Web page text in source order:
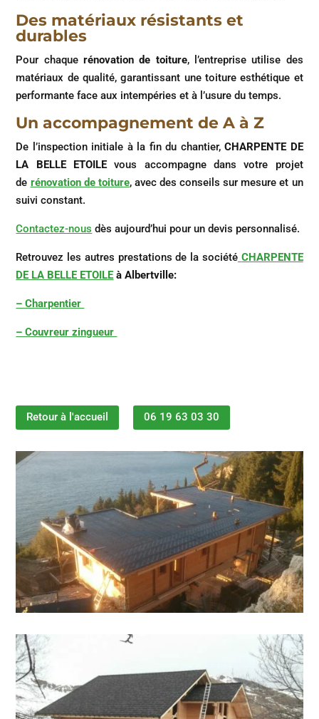
Des matériaux résistants et
durables
Pour chaque rénovation de toiture, l’entreprise utilise des
matériaux de qualité, garantissant une toiture esthétique et
performante face aux intempéries et à l’usure du temps.
Un accompagnement de A à Z
De l’inspection initiale à la fin du chantier, CHARPENTE DE
LA BELLE ETOILE vous accompagne dans votre projet
de rénovation de toiture, avec des conseils sur mesure et un
suivi constant.
Contactez-nous dès aujourd’hui pour un devis personnalisé.
Retrouvez les autres prestations de la société CHARPENTE
DE LA BELLE ETOILE à Albertville:
– Charpentier
– Couvreur zingueur
Retour à l'accueil 06 19 63 03 30